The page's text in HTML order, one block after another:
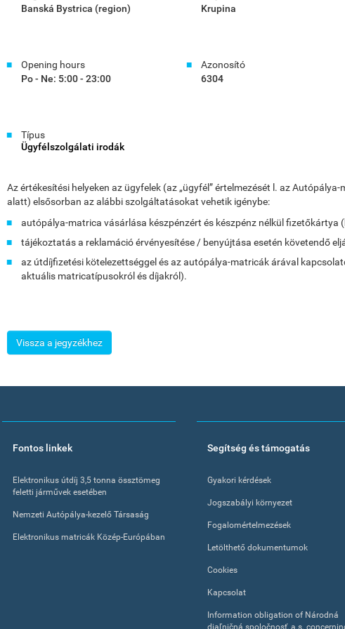
Banská Bystrica (region)
Krupina
Opening hours
Po - Ne: 5:00 - 23:00
Azonosító
6304
Típus
Ügyfélszolgálati irodák
Az értékesítési helyeken az ügyfelek (az „ügyfél” értelmezését l. az
alatt) elsősorban az alábbi szolgáltatásokat vehetik igénybe:
autópálya-matrica vásárlása készpénzért és készpénz nélkül fizetőkártya
tájékoztatás a reklamáció érvényesítése / benyújtása esetén követendő
az útdíjfizetési kötelezettséggel és az autópálya-matricák árával
aktuális matricatípusokról és díjakról).
Vissza a jegyzékhez
Fontos linkek
Elektronikus útdíj 3,5 tonna össztömeg
feletti járművek esetében
Nemzeti Autópálya-kezelő Társaság
Elektronikus matricák Közép-Európában
Segítség és támogatás
Gyakori kérdések
Jogszabályi környezet
Fogalomértelmezések
Letölthető dokumentumok
Cookies
Kapcsolat
Information obligation of Národná
diaľničná spoločnosť, a.s.